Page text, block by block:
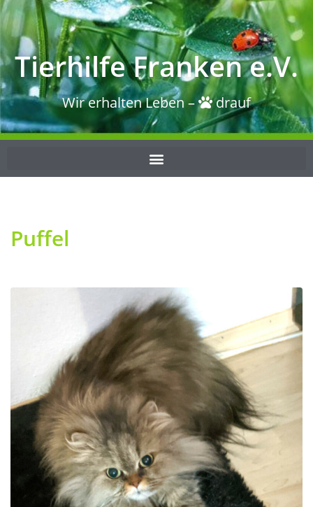
Tierhilfe Franken e.V.
Wir erhalten Leben – drauf
Puffel